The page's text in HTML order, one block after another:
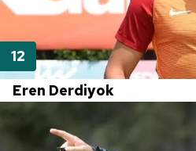
Eren Derdiyok